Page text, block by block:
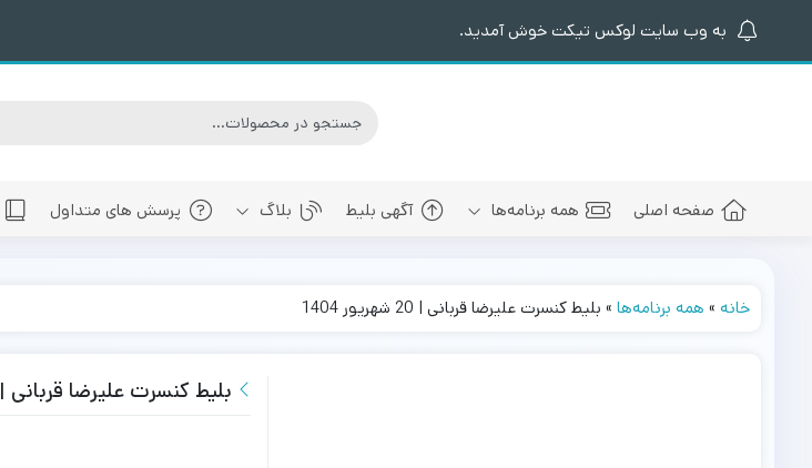
به وب سایت لوکس تیکت خوش آمدید.
صفحه اصلی همه برنامه‌ها
بلیط کنسرت های پیش رو شیراز
آگهی بلیط بلاگ پرسش های متداول
خانه» همه برنامه‌ها» بلیط کنسرت علیرضا قربانی | 20 شهریور 1404
بلیط کنسرت علیرضا قربانی | 20 شهریور 1404